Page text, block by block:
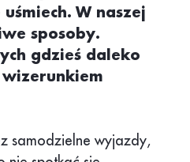
W naszej
sposoby.
gdzieś daleko
wizerunkiem
samodzielne wyjazdy,